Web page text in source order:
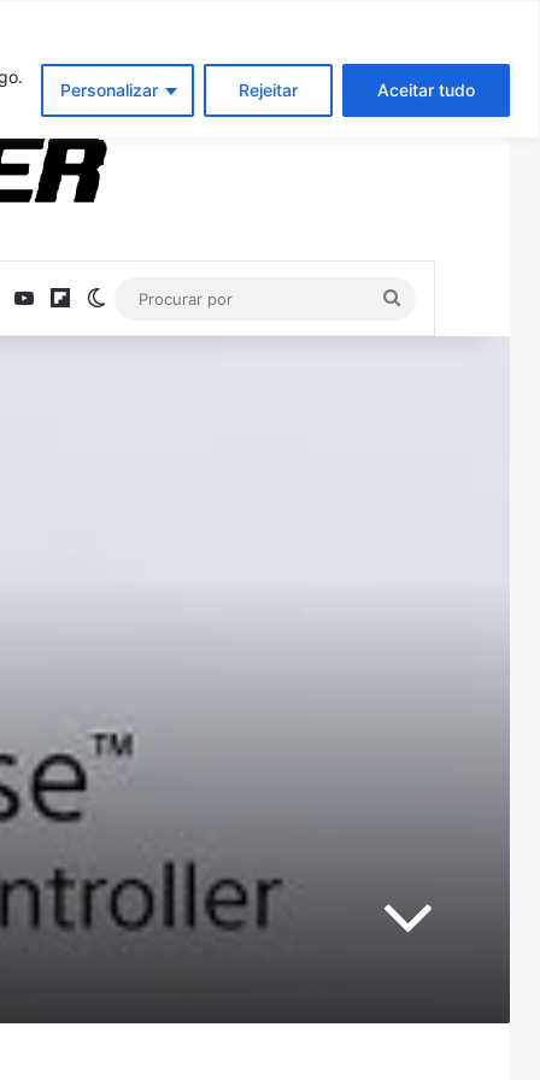
Personalizar Rejeitar Aceitar tudo
YouTubeFlipboardSwitch skin
por